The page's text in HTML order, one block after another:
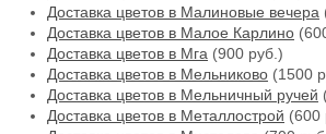
Доставка цветов в Малиновые вечера
Доставка цветов в Малое Карлино
Доставка цветов в Мга (900 руб.)
Доставка цветов в Мельниково (1500
Доставка цветов в Мельничный ручей
Доставка цветов в Металлострой (600